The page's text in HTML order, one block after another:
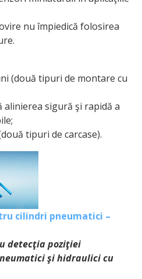
nu împiedică folosirea
(două tipuri de montare cu
alinierea sigură şi rapidă a
tipuri de carcase).
cilindri pneumatici –
detecţia poziţiei
şi hidraulici cu